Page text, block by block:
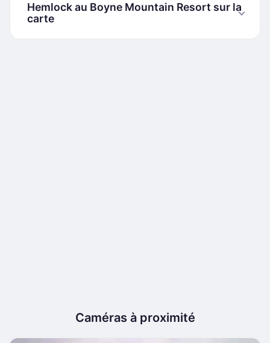
Hemlock au Boyne Mountain Resort sur la
carte
Caméras à proximité